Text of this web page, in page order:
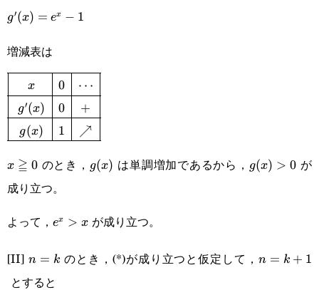
g'(x)=e^x-
g′(x) = ex − 1
増減表は
\def\arraystretch{1.5}\begin{array}
{|c|c|c|}\hline x&0&\cdots\\\hline
x
g′(x)
g(x)
0
0
1
⋯
+
↗
x\geqq0
x ≧ 0のとき， g(x)
g(x) は単調増加であるから， g(x)>0
g(x) > 0 が
成り立つ。
よって， e^x>x
ex > xが成り立つ。
[II] n=k
n = k のとき，(*)が成り立つと仮定して， n=k+1
n = k + 1
とすると